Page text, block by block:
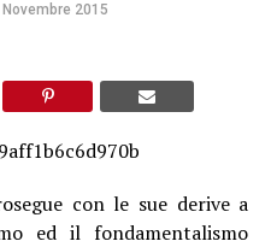
Novembre 2015
con le sue derive a
ed il fondamentalismo